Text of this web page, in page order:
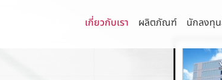
เกี่ยวกับเรา ผลิตภัณฑ์ นักลงทุ
รายงานปร
นโยบายการจัดการด้านความยั่งยืน